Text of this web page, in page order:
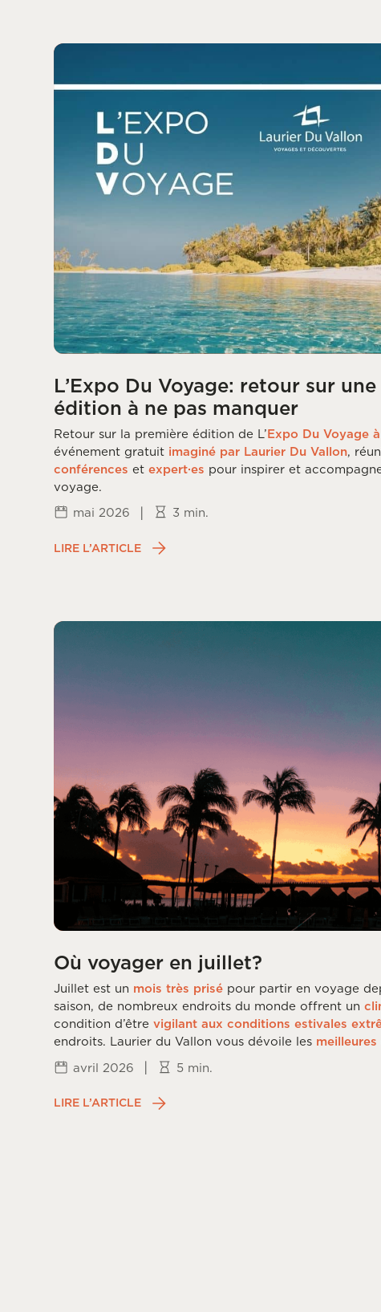
L’Expo Du Voyage: retour sur
édition à ne pas manquer
Retour sur la première édition de L’Expo Du Voyage
événement gratuit imaginé par Laurier Du Vallon,
conférences etexpert·es pour inspirer et
voyage.
mai 2026
| 3 min.
LIRE L’ARTICLE
Où voyager en juillet?
Juillet est un mois très prisé pour partir en voyage
saison, de nombreux endroits du monde offrent un
condition d’êtrevigilant aux conditions estivales
endroits. Laurier du Vallon vous dévoile les
voyage en juillet
avril 2026 | 5 min.
LIRE L’ARTICLE